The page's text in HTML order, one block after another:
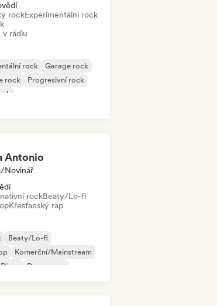
rockExperimentální rock
v rádiu
rock
Garage rock
rock
Progresivní rock
Antonio
novinář
rockBeaty/Lo-fi
Křesťanský rap
Beaty/Lo-fi
Komerční/Mainstream
Disco
Dream pop